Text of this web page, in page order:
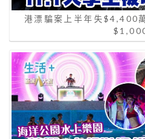
港漂騙案上半年失$4,400